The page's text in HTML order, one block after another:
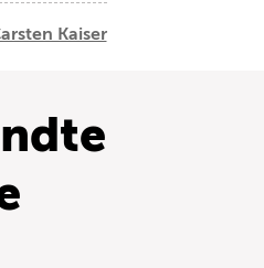
Kaiser